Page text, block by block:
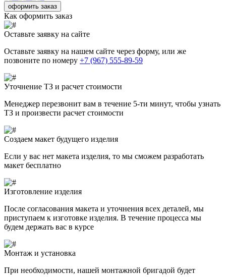
оформить заказ
Как оформить заказ
Оставьте заявку на сайте
Оставьте заявку на нашем сайте через форму, или же
позвоните по номеру +7 (967) 555-89-59
Уточнение ТЗ и расчет стоимости
Менеджер перезвонит вам в течение 5-ти минут, чтобы узнать
ТЗ и произвести расчет стоимости
Создаем макет будущего изделия
Если у вас нет макета изделия, то мы сможем разработать
макет бесплатно
Изготовление изделия
После согласования макета и уточнения всех деталей, мы
приступаем к изготовке изделия. В течение процесса мы
будем держать вас в курсе
Монтаж и установка
При необходимости, нашей монтажной бригадой будет